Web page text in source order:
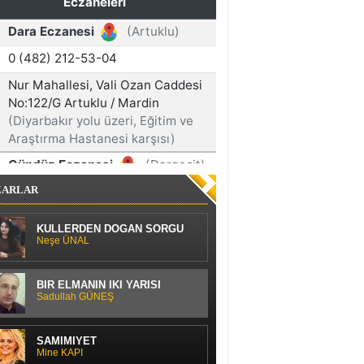
KÜLLERDEN DOĞAN SORGU
Neşe ÜNAL
BİR ELMANIN İKİ YARISI
Sadullah GÜNEŞ
SAMİMİYET
Mine KAPI